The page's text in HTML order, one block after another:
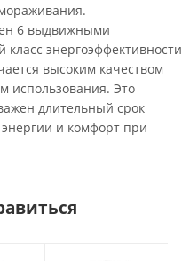
6 выдвижными
высоким качеством
использования. Это
длительный срок
и комфорт при